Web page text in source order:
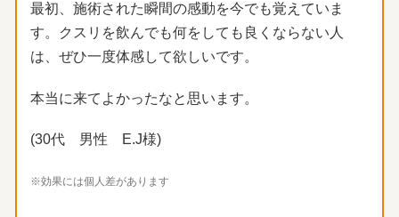
最初、施術された瞬間の感動を今でも覚えていま
す。
クスリを飲んでも何をしても良くならない人
は、 ぜひ一度体感して欲しいです。
本当に来てよかったなと思います。
(30代 男性 E.J様)
※効果には個人差があります